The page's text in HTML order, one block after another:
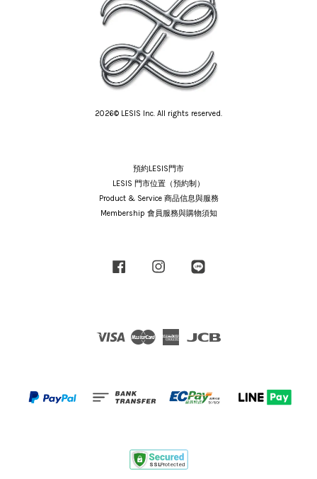
2026© LESIS Inc. All rights reserved.
預約LESIS門市
LESIS 門市位置（預約制）
Product & Service 商品信息與服務
Membership 會員服務與購物須知
Facebook Instagram
Visa Master
American
Express